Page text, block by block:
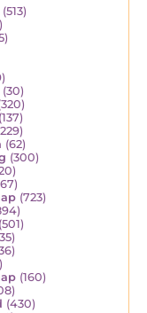
(513)
(30)
(137)
(62)
(300)
(723)
(501)
(160)
(430)